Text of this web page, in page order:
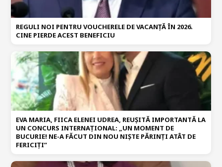
REGULI NOI PENTRU VOUCHERELE DE VACANȚĂ ÎN 2026.
CINE PIERDE ACEST BENEFICIU
EVA MARIA, FIICA ELENEI UDREA, REUȘITĂ IMPORTANTĂ LA
UN CONCURS INTERNAȚIONAL: „UN MOMENT DE
BUCURIE! NE-A FĂCUT DIN NOU NIȘTE PĂRINȚI ATÂT DE
FERICIȚI”